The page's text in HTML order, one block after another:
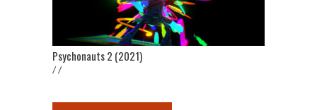
Psychonauts 2 (2021)
/ /